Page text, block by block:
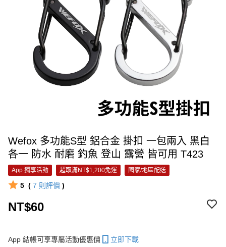
Wefox 多功能S型 鋁合金 掛扣 一包兩入 黑白
各一 防水 耐磨 釣魚 登山 露營 皆可用 T423
App 獨享活動 超取滿NT$1,200免運 國家/地區配送
5 ( 7 則評價 )
NT$60
App 結帳可享專屬活動優惠價 立即下載